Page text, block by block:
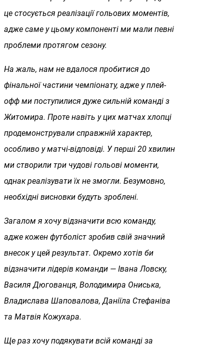
це стосується реалізації гольових моментів,
адже саме у цьому компоненті ми мали певні
проблеми протягом сезону.
На жаль, нам не вдалося пробитися до
фінальної частини чемпіонату, адже у плей-
офф ми поступилися дуже сильній команді з
Житомира. Проте навіть у цих матчах хлопці
продемонстрували справжній характер,
особливо у матчі-відповіді. У перші 20 хвилин
ми створили три чудові гольові моменти,
однак реалізувати їх не змогли. Безумовно,
необхідні висновки будуть зроблені.
Загалом я хочу відзначити всю команду,
адже кожен футболіст зробив свій значний
внесок у цей результат. Окремо хотів би
відзначити лідерів команди — Івана Ловску,
Василя Дюгованця, Володимира Ониська,
Владислава Шаповалова, Даніїла Стефаніва
та Матвія Кожухара.
Ще раз хочу подякувати всій команді за